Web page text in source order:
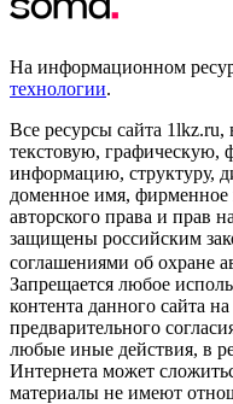
На информационном
технологии.
Все ресурсы сайта 1lkz.ru,
текстовую, графическую,
информацию, структуру,
доменное имя, фирменное
авторского права и прав
защищены российским
соглашениями об охране
Запрещается любое
контента данного сайта
предварительного
любые иные действия, в
Интернета может
материалы не имеют